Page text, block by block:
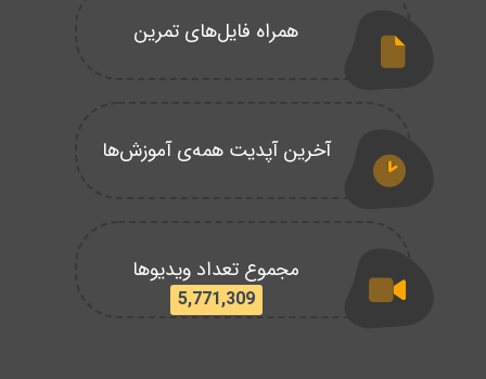
همراه فایل‌های تمرین
آخرین آپدیت همه‌ی آموزش‌ها
مجموع تعداد ویدیوها
5,771,309